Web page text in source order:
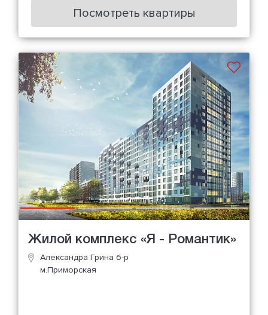
Посмотреть квартиры
Жилой комплекс «Я - Романтик»
Александра Грина б-р
м.Приморская